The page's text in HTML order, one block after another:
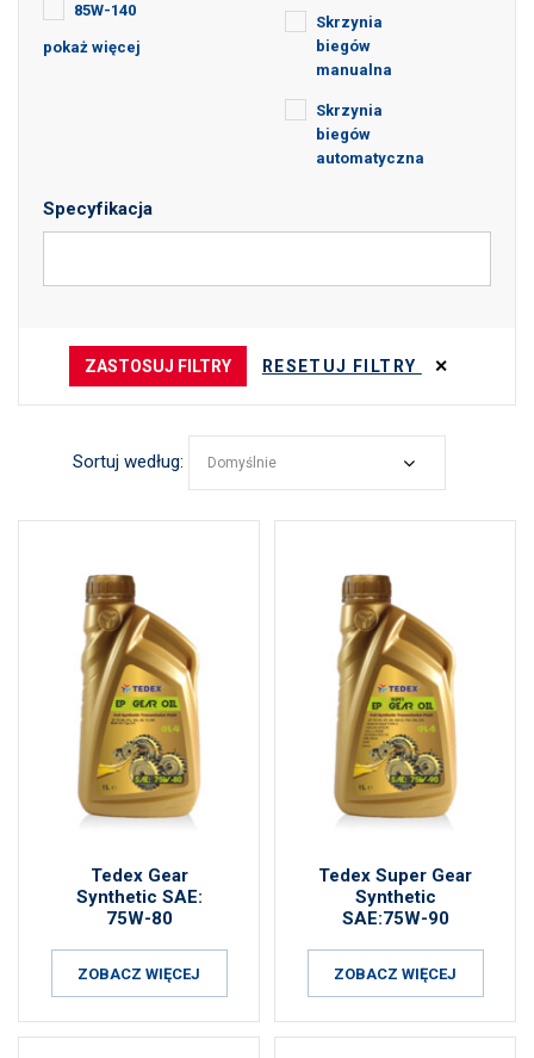
85W-140
90
pokaż więcej
Skrzynia
biegów
manualna
Skrzynia
biegów
automatyczna
Specyfikacja
ZASTOSUJ FILTRY RESETUJ FILTRY
Sortuj według: Domyślnie
Tedex Gear
Synthetic SAE:
75W-80
ZOBACZ WIĘCEJ
Tedex Super Gear
Synthetic
SAE:75W-90
ZOBACZ WIĘCEJ